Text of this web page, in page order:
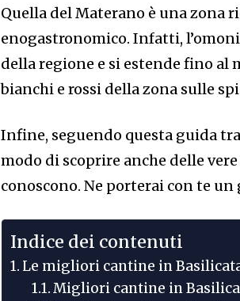
Quella del Materano è una zona
enogastronomico. Infatti,
della regione e si estende fino al
bianchi e rossi della zona sulle
Infine, seguendo questa guida
modo di scoprire anche delle
conoscono. Ne porterai con te un
Indice dei contenuti
Le migliori cantine in
Migliori cantine in